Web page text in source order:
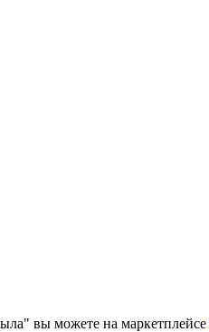
вы можете на маркетплейсе